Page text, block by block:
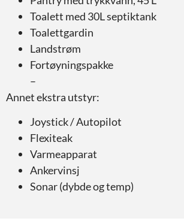
Toalett med 30L septiktank
Toalettgardin
Landstrøm
Fortøyningspakke
–
Annet ekstra utstyr:
Joystick / Autopilot
Flexiteak
Varmeapparat
Ankervinsj
Sonar (dybde og temp)